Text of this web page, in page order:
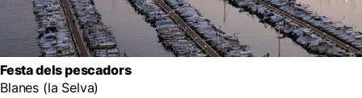
Festa dels pescadors
Blanes (la Selva)